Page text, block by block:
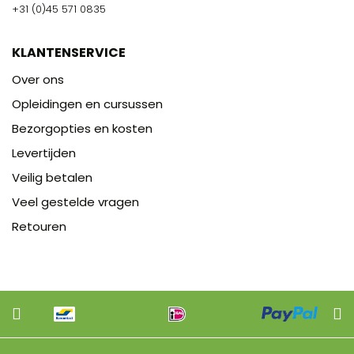
+31 (0)45 571 0835
KLANTENSERVICE
Over ons
Opleidingen en cursussen
Bezorgopties en kosten
Levertijden
Veilig betalen
Veel gestelde vragen
Retouren